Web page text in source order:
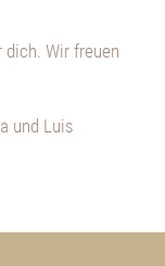
Wir freuen
und Luis